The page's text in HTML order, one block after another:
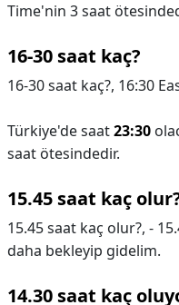
Time'nin 3 saat
16-30 saat kaç?
16-30 saat kaç?, 16:30
Türkiye'de saat23:30
saat ötesindedir.
15.45 saat kaç
15.45 saat kaç olur?, -
daha bekleyip gidelim.
14.30 saat kaç